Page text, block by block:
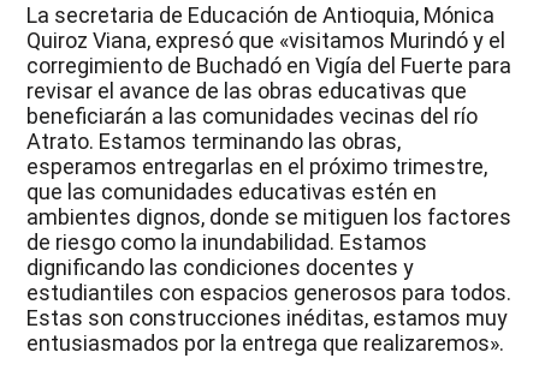
La secretaria de Educación de Antioquia, Mónica
Quiroz Viana, expresó que «visitamos Murindó y el
corregimiento de Buchadó en Vigía del Fuerte para
revisar el avance de las obras educativas que
beneficiarán a las comunidades vecinas del río
Atrato. Estamos terminando las obras,
esperamos entregarlas en el próximo trimestre,
que las comunidades educativas estén en
ambientes dignos, donde se mitiguen los factores
de riesgo como la inundabilidad. Estamos
dignificando las condiciones docentes y
estudiantiles con espacios generosos para todos.
Estas son construcciones inéditas, estamos muy
entusiasmados por la entrega que realizaremos».